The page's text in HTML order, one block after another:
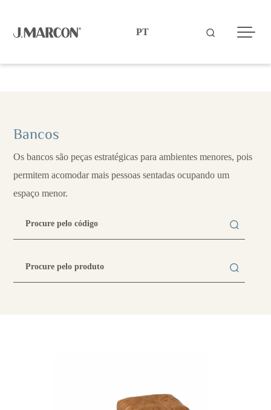
Bancos
Os bancos são peças estratégicas para ambientes menores, pois
permitem acomodar mais pessoas sentadas ocupando um
espaço menor.